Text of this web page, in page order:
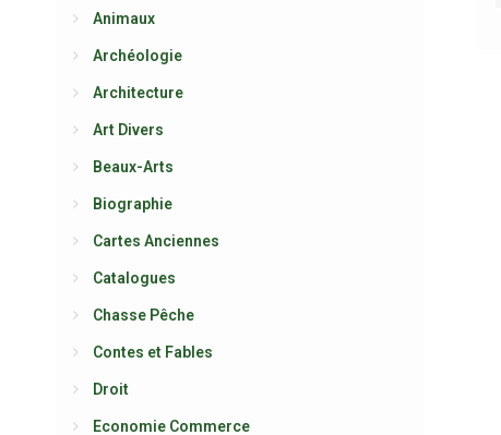
Animaux
Archéologie
Architecture
Art Divers
Beaux-Arts
Biographie
Cartes Anciennes
Catalogues
Chasse Pêche
Contes et Fables
Droit
Economie Commerce